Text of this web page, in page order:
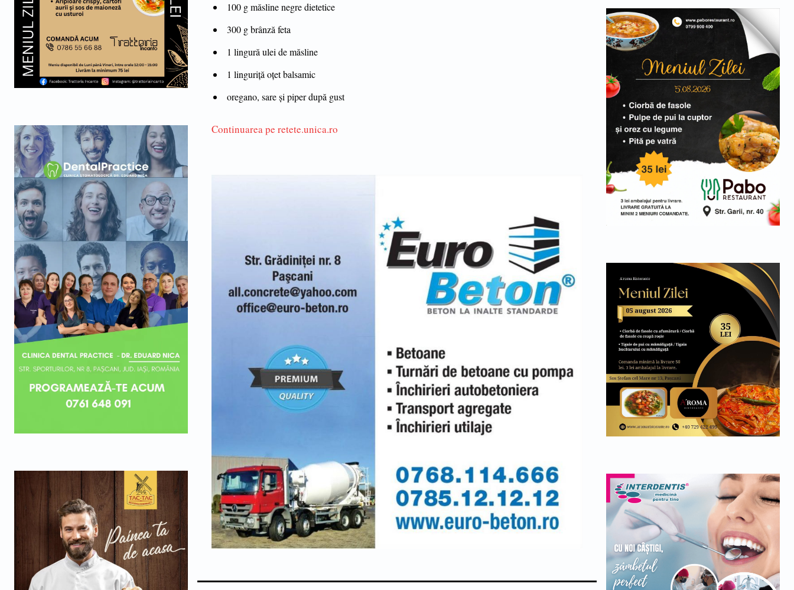
100 g măsline negre dietetice
300 g brânză feta
1 lingură ulei de măsline
1 linguriță oțet balsamic
oregano, sare și piper după gust
Continuarea pe retete.unica.ro